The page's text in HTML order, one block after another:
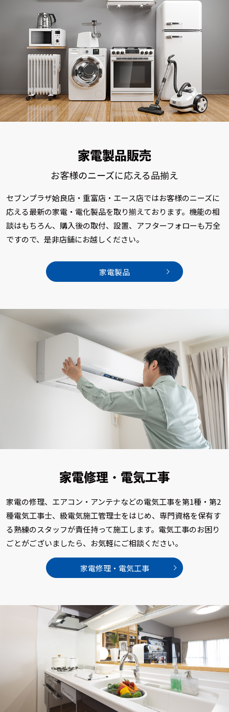
家電製品販売
お客様のニーズに応える品揃え
セブンプラザ姶良店・重富店・エース店ではお客様のニーズに
応える最新の家電・電化製品を取り揃えております。機能の相
談はもちろん、 購入後の取付、設置、アフターフォローも万全
ですので、是非店舗にお越しください。
家電製品
家電修理・電気工事
家電の修理、エアコン・アンテナなどの電気工事を第1種・第2
種電気工事士、級電気施工管理士をはじめ、専門資格を保有す
る熟練のスタッフが責任持って施工します。電気工事のお困り
ごとがございましたら、お気軽にご相談ください。
家電修理・電気工事